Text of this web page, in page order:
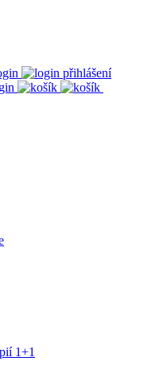
přihlášení
1+1